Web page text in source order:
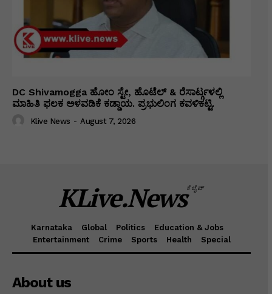
DC Shivamogga ಹೋಂ ಸ್ಟೇ, ಹೊಟೆಲ್ & ರೆಸಾರ್ಟ್ಗಳಲ್ಲಿ
ಮಾಹಿತಿ ಫಲಕ ಅಳವಡಿಕೆ ಕಡ್ಡಾಯ. ಪ್ರಭುಲಿಂಗ ಕವಳಿಕಟ್ಟಿ.
Klive News - August 7, 2026
KLive.Newsಕೆಲೈವ್
Karnataka Global Politics
Education & Jobs
Entertainment
Crime Sports Health Special
About us